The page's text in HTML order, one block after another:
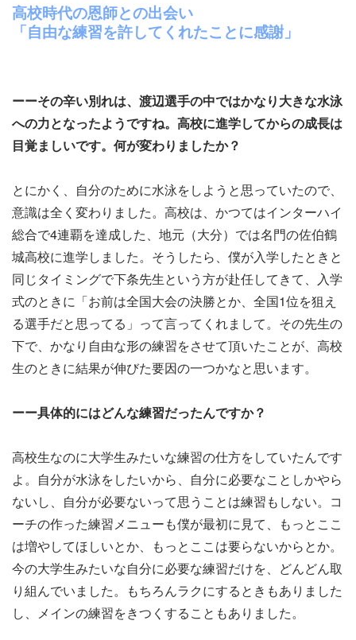
高校時代の恩師との出会い
「自由な練習を許してくれたことに感謝」
ーーその辛い別れは、渡辺選手の中ではかなり大きな水泳
への力となったようですね。高校に進学してからの成長は
目覚ましいです。何が変わりましたか？
とにかく、自分のために水泳をしようと思っていたので、
意識は全く変わりました。高校は、かつてはインターハイ
総合で4連覇を達成した、地元（大分）では名門の佐伯鶴
城高校に進学しました。そうしたら、僕が入学したときと
同じタイミングで下条先生という方が赴任してきて、入学
式のときに「お前は全国大会の決勝とか、全国1位を狙え
る選手だと思ってる」って言ってくれまして。その先生の
下で、かなり自由な形の練習をさせて頂いたことが、高校
生のときに結果が伸びた要因の一つかなと思います。
ーー具体的にはどんな練習だったんですか？
高校生なのに大学生みたいな練習の仕方をしていたんです
よ。自分が水泳をしたいから、自分に必要なことしかやら
ないし、自分が必要ないって思うことは練習もしない。コ
ーチの作った練習メニューも僕が最初に見て、もっとここ
は増やしてほしいとか、もっとここは要らないからとか。
今の大学生みたいな自分に必要な練習だけを、どんどん取
り組んでいました。もちろんラクにするときもありました
し、メインの練習をきつくすることもありました。